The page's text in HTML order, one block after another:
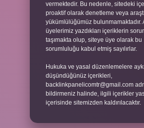
vermektedir. Bu nedenle, sitedeki
proaktif olarak denetleme veya
yükümlülüğümüz bulunmamaktadır.
üyelerimiz yazdıkları içeriklerin
taşımakta olup, siteye üye olarak bu
sorumluluğu kabul etmiş sayılırlar.
Hukuka ve yasal düzenlemelere
düşündüğünüz içerikleri,
backlinkpanelicomtr@gmail.com
bildirmeniz halinde, ilgili içerikler
içerisinde sitemizden kaldırılacaktır.